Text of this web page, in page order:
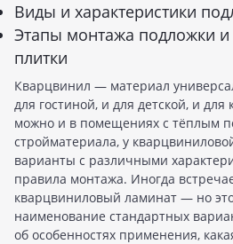
Виды и характеристики
Этапы монтажа подложки
плитки
Кварцвинил — материал
для гостиной, и для детской, и для
можно и в помещениях с тёплым
стройматериала, у
варианты с различными
правила монтажа. Иногда
кварцвиниловый ламинат — но
наименование стандартных
об особенностях применения,